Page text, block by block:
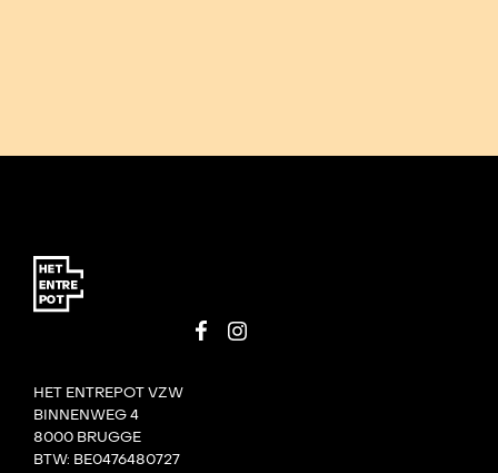
HET ENTREPOT VZW
BINNENWEG 4
8000 BRUGGE
BTW: BE0476480727